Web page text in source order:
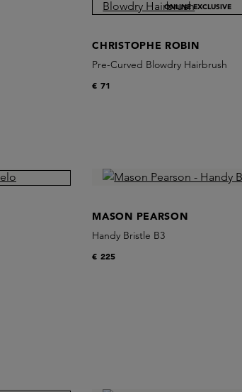
ONLINE EXCLUSIVE
CHRISTOPHE ROBIN
Pre-Curved Blowdry Hairbrush
€ 71
MASON PEARSON
Handy Bristle B3
€ 225